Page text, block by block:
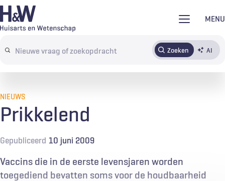
Overslaan
en
de
MENU
Search
terms
Zoeken AI
AbonnerenTijdschrift Inloggen
NIEUWS
Prikkelend
Gepubliceerd 10 juni 2009
Vaccins die in de eerste levensjaren worden
toegediend bevatten soms voor de houdbaarheid